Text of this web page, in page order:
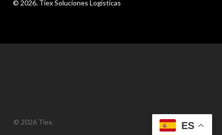
© 2026. Tiex Soluciones Logísticas
© 2026 Tiex. ES